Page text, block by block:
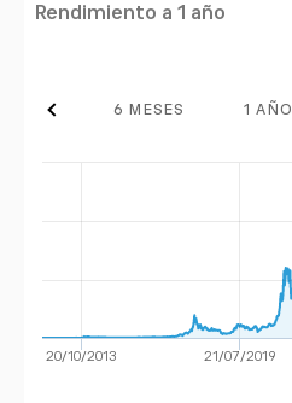
Rendimiento a 1 año
6 MESES 1 AÑO
20/10/2013 21/07/2019